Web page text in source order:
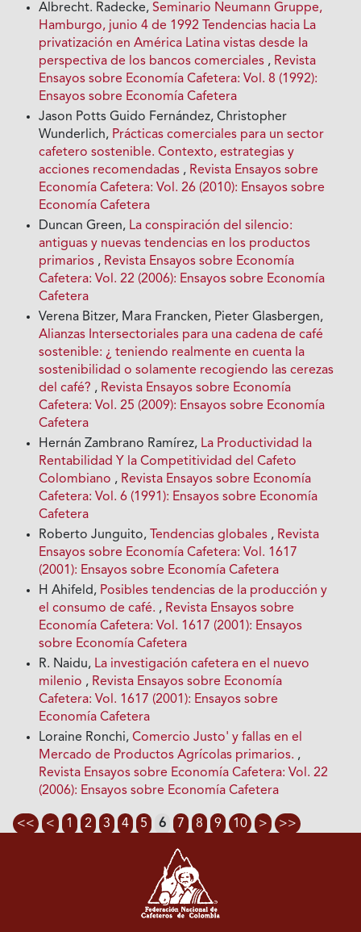
Albrecht. Radecke,Seminario Neumann Gruppe,
Hamburgo, junio 4 de 1992 Tendencias hacia La
privatización en América Latina vistas desde Ia
perspectiva de los bancos comerciales , Revista
Ensayos sobre Economía Cafetera: Vol. 8 (1992):
Ensayos sobre Economía Cafetera
Jason Potts Guido Fernández, Christopher
Wunderlich, Prácticas comerciales para un sector
cafetero sostenible. Contexto, estrategias y
acciones recomendadas , Revista Ensayos sobre
Economía Cafetera: Vol. 26 (2010): Ensayos sobre
Economía Cafetera
Duncan Green, La conspiración del silencio:
antiguas y nuevas tendencias en los productos
primarios , Revista Ensayos sobre Economía
Cafetera: Vol. 22 (2006): Ensayos sobre Economía
Cafetera
Verena Bitzer, Mara Francken, Pieter Glasbergen,
Alianzas Intersectoriales para una cadena de café
sostenible: ¿ teniendo realmente en cuenta Ia
sostenibilidad o solamente recogiendo las cerezas
del café? , Revista Ensayos sobre Economía
Cafetera: Vol. 25 (2009): Ensayos sobre Economía
Cafetera
Hernán Zambrano Ramírez, La Productividad la
Rentabilidad Y la Competitividad del Cafeto
Colombiano , Revista Ensayos sobre Economía
Cafetera: Vol. 6 (1991): Ensayos sobre Economía
Cafetera
Roberto Junguito,
Tendencias globales , Revista
Ensayos sobre Economía Cafetera: Vol. 1617
(2001): Ensayos sobre Economía Cafetera
H Ahifeld, Posibles tendencias de la producción y
el consumo de café. , Revista Ensayos sobre
Economía Cafetera: Vol. 1617 (2001): Ensayos
sobre Economía Cafetera
R. Naidu, La investigación cafetera en el nuevo
milenio , Revista Ensayos sobre Economía
Cafetera: Vol. 1617 (2001): Ensayos sobre
Economía Cafetera
Loraine Ronchi,Comercio Justo' y fallas en el
Mercado de Productos Agrícolas primarios. ,
Revista Ensayos sobre Economía Cafetera: Vol. 22
(2006): Ensayos sobre Economía Cafetera
<< < 1 2 3 4 5 6 7 8 9 10 > >>